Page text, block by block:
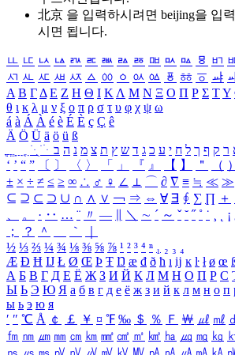
北京 을 입력하시려면 beijing을 입
시면 됩니다.
ㅥ ㅦ ㅧ ㅨ ㅩ ㅪ ㅫ ㅬ ㅭ ㅮ ㅯ ㅰ ㅱ ㅲ
ㅺ ㅻ ㅼ ㅽ ㅾ ㅿ ㆀ ㆁ ㆂ ㆃ ㆄ ㆅ ㆆ ㆇ
Α Β ΓΔ Ε Ζ Η Θ Ι ΚΛ Μ Ν Ξ Ο Π Ρ Σ ΤΥ
θ ι κ λ μ ν ξ ο π ρ σ τ υ φ χ ψ ω
á à Á À é è É È ç Ç ê
Ä Ö Ü ä ö ü ß
ִֶֹ ֻּ ׁׂ ר ק ף ך ל ח י ע כ ג ד ש ץ ת צ מ נ ה ב
‘ ’ “ ” 〔 〕 〈 〉 「 」 『 』 【 】 ＂ （ ）
± × ÷ ≠ ≤ ≥ ∞ ∴ ♂ ♀ ∠ ⊥ ⌒ ∂ ∇ ≡ ≒ ≪ ≫
⊆ ⊇ ⊂ ⊃ ∪ ∩ ∧ ∨ ￢ ⇒ ⇔ ∀ ∃ ∮ ∑ ∏ ＋
、
。 · ‥ … ¨ 〃 ― ＼ ∼ ´ ～ ˇ ˘ ˝ ˚ ˙ ¸ ¡
；
？ ＾ ｀
½ ⅓ ⅔ ¼ ¾ ⅛ ⅜ ⅝ ⅞ ¹ ² ³ ⁴ ⁿ ₁ ₂ ₃ ₄
Æ Ð Ħ Ĳ Ł Ø Œ Þ Ŧ Ŋ æ đ ð ħ ı ĳ ĸ ŀ ł ø œ
А Б В Г Д Е Ё Ж З И Й К Л М Н О П Р С
Ы Ь Э Ю Я а б в г д е ё ж з и й к л м н о п
ы ь э ю я
′ ″ ℃ Å ￠ ￡ ￥ ¤ ℉ ‰ ＄ ％ Ｆ ￦ ㎕ ㎖
㎙ ㎚ ㎛ ㎜ ㎝ ㎞ ㎟ ㎠ ㎡ ㎢ ㏊ ㎍ ㎎ ㎏